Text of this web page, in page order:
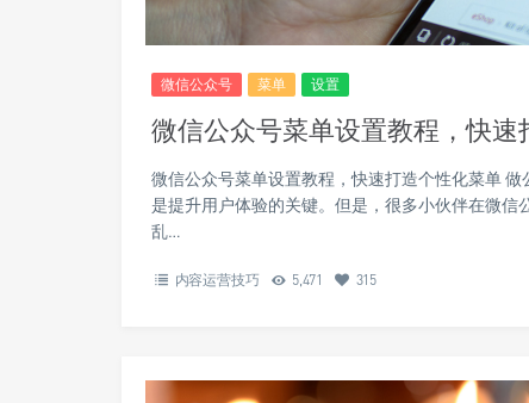
微信公众号 菜单 设置
微信公众号菜单设置教程，快速
微信公众号菜单设置教程，快速打造个性化菜单
是提升用户体验的关键。但是，很多小伙伴在微
乱…
内容运营技巧 5,471 315